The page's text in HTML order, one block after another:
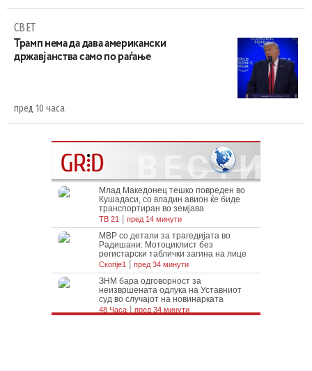
СВЕТ
Трамп нема да дава американски
државјанства само по раѓање
пред 10 часа